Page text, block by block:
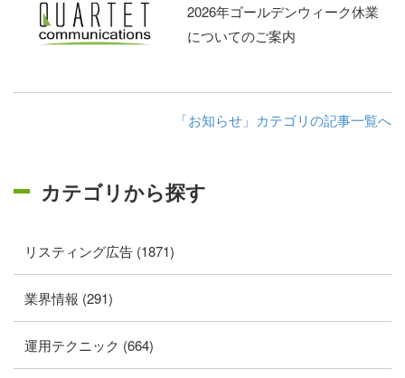
2026年ゴールデンウィーク休業
についてのご案内
「お知らせ」カテゴリの記事一覧へ
カテゴリから探す
リスティング広告 (1871)
業界情報 (291)
運用テクニック (664)